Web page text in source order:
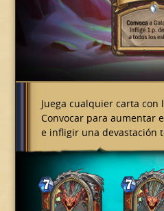
Juega cualquier carta con
Convocar para aumentar
e infligir una devastación